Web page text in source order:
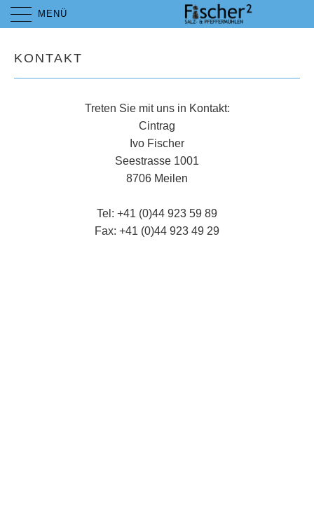
MENÜ
KONTAKT
Treten Sie mit uns in Kontakt:
Cintrag
Ivo Fischer
Seestrasse 1001
8706 Meilen
Tel: +41 (0)44 923 59 89
Fax: +41 (0)44 923 49 29